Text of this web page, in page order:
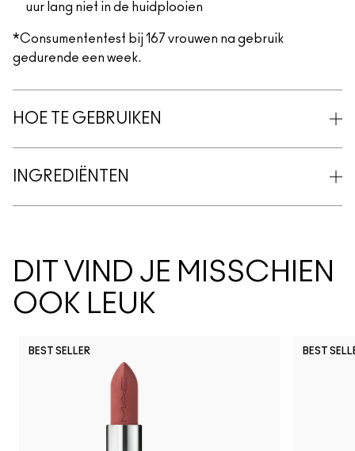
uur lang niet in de huidplooien
*Consumententest bij 167 vrouwen na gebruik
gedurende een week.
HOE TE GEBRUIKEN
INGREDIËNTEN
DIT VIND JE MISSCHIEN
OOK LEUK
BEST SELLER BEST